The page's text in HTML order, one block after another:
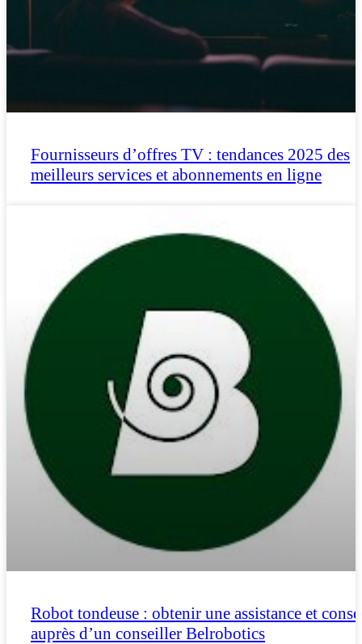
Fournisseurs d’offres TV : tendances 2025 des
meilleurs services et abonnements en ligne
Robot tondeuse : obtenir une assistance et
auprès d’un conseiller Belrobotics